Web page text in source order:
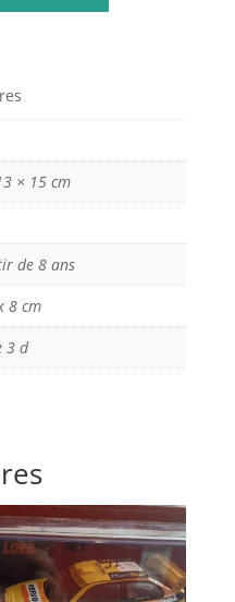
× 15 cm
de 8 ans
8 cm
3 d